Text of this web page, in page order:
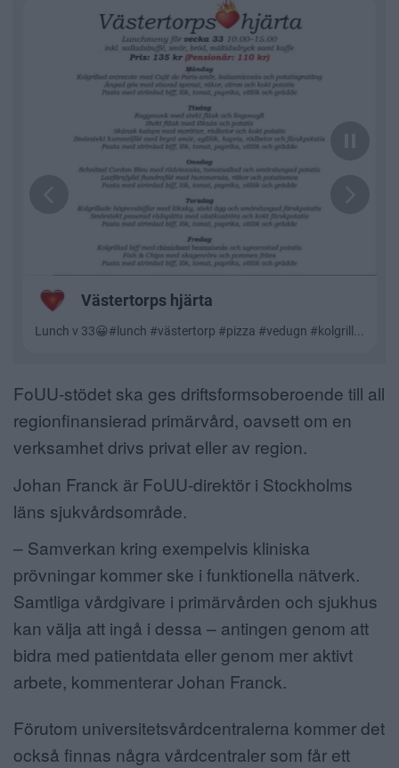
FoUU-stödet ska ges driftsformsoberoende till all
regionfinansierad primärvård, oavsett om en
verksamhet drivs privat eller av region.
Johan Franck är FoUU-direktör i Stockholms
läns sjukvårdsområde.
– Samverkan kring exempelvis kliniska
prövningar kommer ske i funktionella nätverk.
Samtliga vårdgivare i primärvården och sjukhus
kan välja att ingå i dessa – antingen genom att
bidra med patientdata eller genom mer aktivt
arbete, kommenterar Johan Franck.
Förutom universitetsvårdcentralerna kommer det
också finnas några vårdcentraler som får ett